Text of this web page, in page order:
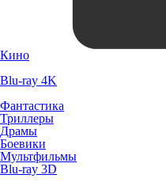
Кино
Blu-ray 4K
Фантастика
Триллеры
Драмы
Боевики
Мультфильмы
Blu-ray 3D